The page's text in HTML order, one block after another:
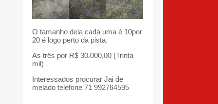
O tamanho dela cada uma é 10por
20 é logo perto da pista.
As três por R$ 30.000,00 (Trinta
mil)
Interessados procurar Jai de
melado telefone 71 992764595